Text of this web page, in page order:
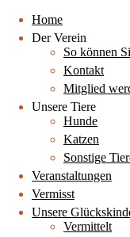
Home
Der Verein
So können
Kontakt
Mitglied
Unsere Tiere
Hunde
Katzen
Sonstige
Veranstaltungen
Vermisst
Unsere
Vermittelt